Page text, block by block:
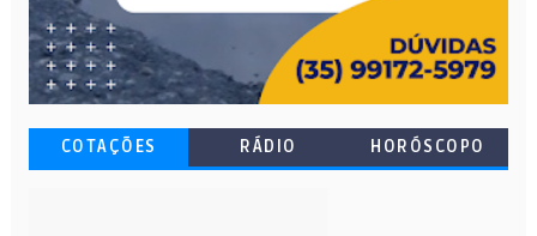
COTAÇÕES RÁDIO HORÓSCOPO